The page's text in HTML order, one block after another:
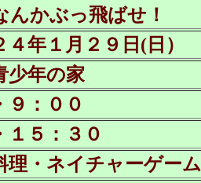
んかぶっ飛ばせ！
４年１月２９日(日）
少年の家
９：００
１５：３０
理・ネイチャーゲーム